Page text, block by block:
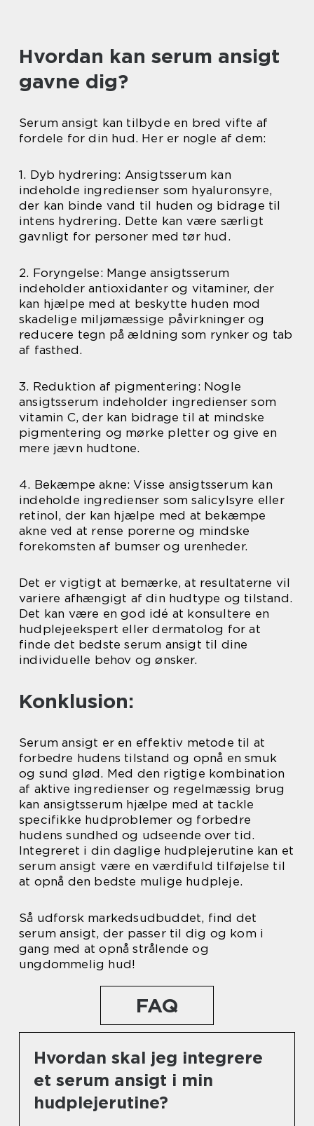
Hvordan kan serum ansigt
gavne dig?
Serum ansigt kan tilbyde en bred vifte af
fordele for din hud. Her er nogle af dem:
1. Dyb hydrering: Ansigtsserum kan
indeholde ingredienser som hyaluronsyre,
der kan binde vand til huden og bidrage til
intens hydrering. Dette kan være særligt
gavnligt for personer med tør hud.
2. Foryngelse: Mange ansigtsserum
indeholder antioxidanter og vitaminer, der
kan hjælpe med at beskytte huden mod
skadelige miljømæssige påvirkninger og
reducere tegn på ældning som rynker og tab
af fasthed.
3. Reduktion af pigmentering: Nogle
ansigtsserum indeholder ingredienser som
vitamin C, der kan bidrage til at mindske
pigmentering og mørke pletter og give en
mere jævn hudtone.
4. Bekæmpe akne: Visse ansigtsserum kan
indeholde ingredienser som salicylsyre eller
retinol, der kan hjælpe med at bekæmpe
akne ved at rense porerne og mindske
forekomsten af bumser og urenheder.
Det er vigtigt at bemærke, at resultaterne vil
variere afhængigt af din hudtype og tilstand.
Det kan være en god idé at konsultere en
hudplejeekspert eller dermatolog for at
finde det bedste serum ansigt til dine
individuelle behov og ønsker.
Konklusion:
Serum ansigt er en effektiv metode til at
forbedre hudens tilstand og opnå en smuk
og sund glød. Med den rigtige kombination
af aktive ingredienser og regelmæssig brug
kan ansigtsserum hjælpe med at tackle
specifikke hudproblemer og forbedre
hudens sundhed og udseende over tid.
Integreret i din daglige hudplejerutine kan et
serum ansigt være en værdifuld tilføjelse til
at opnå den bedste mulige hudpleje.
Så udforsk markedsudbuddet, find det
serum ansigt, der passer til dig og kom i
gang med at opnå strålende og
ungdommelig hud!
FAQ
Hvordan skal jeg integrere
et serum ansigt i min
hudplejerutine?